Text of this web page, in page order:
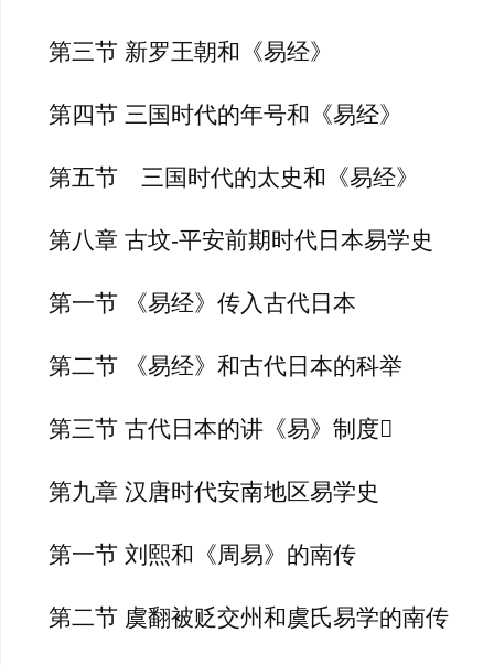
第三节 新罗王朝和《易经》
第四节 三国时代的年号和《易经》
第五节　三国时代的太史和《易经》
第八章 古坟-平安前期时代日本易学史
第一节 《易经》传入古代日本
第二节 《易经》和古代日本的科举
第三节 古代日本的讲《易》制度
第九章 汉唐时代安南地区易学史
第一节 刘熙和《周易》的南传
第二节 虞翻被贬交州和虞氏易学的南传